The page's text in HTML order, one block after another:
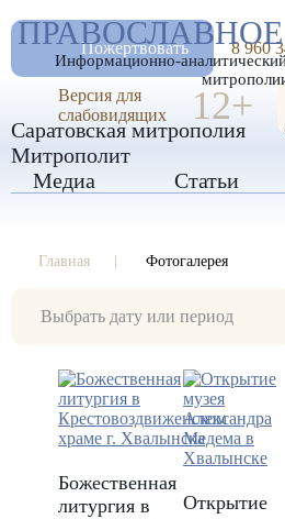
РАЗМЕР
Информационно-
Пожертвовать 8 960
Версия для
слабовидящих
12+
Саратовская митрополия
Митрополит
Медиа
Статьи
Главная Фотогалерея
Фотогалерея
Божественная
литургия в
Открытие